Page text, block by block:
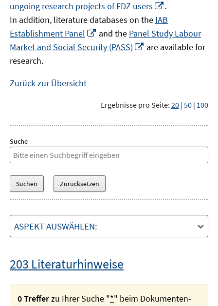
ungoing research projects of FDZ users
neuem
Fenster
öffnen
.
In addition, literature databases on the IAB
Establishment Panel
In
neuem
Fenster
and the Panel Study Labour
Market and Social Security (PASS)
In
are available for
research.
Zurück zur Übersicht
Ergebnisse pro Seite: 20 | 50 | 100
Suche
ASPEKT AUSWÄHLEN:
203 Literaturhinweise
0 Trefferzu Ihrer Suche "*" beim Dokumenten-